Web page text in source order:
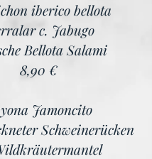
iberico bellota
c. Jabugo
Bellota Salami
8,90 €
Jamoncito
Schweinerücken